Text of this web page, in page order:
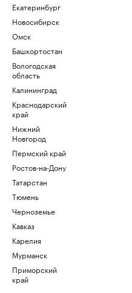
Екатеринбург
Новосибирск
Омск
Башкортостан
Вологодская
область
Калининград
Краснодарский
край
Нижний
Новгород
Пермский край
Ростов-на-Дону
Татарстан
Тюмень
Черноземье
Кавказ
Карелия
Мурманск
Приморский
край